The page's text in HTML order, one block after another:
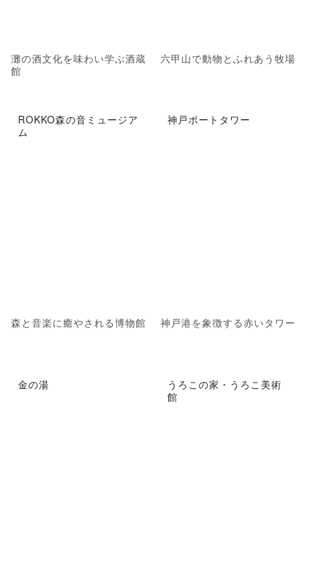
灘の酒文化を味わい学ぶ酒蔵
館
六甲山で動物とふれあう牧場
ROKKO森の音ミュージア
ム
森と音楽に癒やされる博物館
神戸ポートタワー
神戸港を象徴する赤いタワー
金の湯
うろこの家・うろこ美術
館